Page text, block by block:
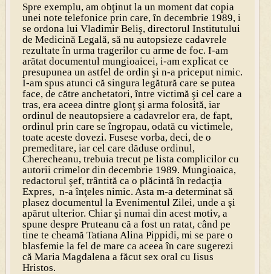
Spre exemplu, am obţinut la un moment dat copia
unei note telefonice prin care, în decembrie 1989, i
se ordona lui Vladimir Beliş, directorul Institutului
de Medicină Legală, să nu autopsieze cadavrele
rezultate în urma tragerilor cu arme de foc. I-am
arătat documentul mungioaicei, i-am explicat ce
presupunea un astfel de ordin şi n-a priceput nimic.
I-am spus atunci că singura legătură care se putea
face, de către anchetatori, între victimă şi cel care a
tras, era aceea dintre glonţ şi arma folosită, iar
ordinul de neautopsiere a cadavrelor era, de fapt,
ordinul prin care se îngropau, odată cu victimele,
toate aceste dovezi. Fusese vorba, deci, de o
premeditare, iar cel care dăduse ordinul,
Cherecheanu, trebuia trecut pe lista complicilor cu
autorii crimelor din decembrie 1989. Mungioaica,
redactorul şef, trântită ca o plăcintă în redacţia
Expres, n-a înţeles nimic. Asta m-a determinat să
plasez documentul la Evenimentul Zilei, unde a şi
apărut ulterior. Chiar şi numai din acest motiv, a
spune despre Pruteanu că a fost un ratat, când pe
tine te cheamă Tatiana Alina Pippidi, mi se pare o
blasfemie la fel de mare ca aceea în care sugerezi
că Maria Magdalena a făcut sex oral cu Iisus
Hristos.